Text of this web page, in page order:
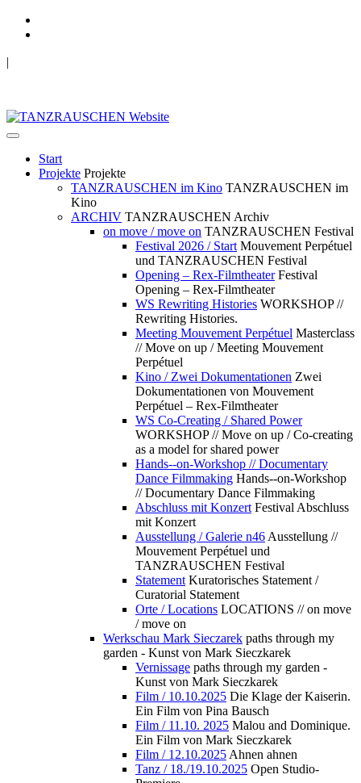
|
Start
Projekte Projekte
TANZRAUSCHEN im Kino TANZRAUSCHEN im
Kino
ARCHIV TANZRAUSCHEN Archiv
on move / move on TANZRAUSCHEN Festival
Festival 2026 / Start Mouvement Perpétuel
und TANZRAUSCHEN Festival
Opening – Rex-Filmtheater Festival
Opening – Rex-Filmtheater
WS Rewriting Histories WORKSHOP //
Rewriting Histories.
Meeting Mouvement Perpétuel Masterclass
// Move on up / Meeting Mouvement
Perpétuel
Kino / Zwei Dokumentationen Zwei
Dokumentationen von Mouvement
Perpétuel – Rex-Filmtheater
WS Co-Creating / Shared Power
WORKSHOP // Move on up / Co-creating
as a model for shared power
Hands--on-Workshop // Documentary
Dance Filmmaking Hands--on-Workshop
// Documentary Dance Filmmaking
Abschluss mit Konzert Festival Abschluss
mit Konzert
Ausstellung / Galerie n46 Ausstellung //
Mouvement Perpétuel und
TANZRAUSCHEN Festival
Statement Kuratorisches Statement /
Curatorial Statement
Orte / Locations LOCATIONS // on move
/ move on
Werkschau Mark Sieczarek paths through my
garden - Kunst von Mark Sieczkarek
Vernissage paths through my garden -
Kunst von Mark Sieczkarek
Film / 10.10.2025 Die Klage der Kaiserin.
Ein Film von Pina Bausch
Film / 11.10. 2025 Malou and Dominique.
Ein Film von Mark Sieczkarek
Film / 12.10.2025 Ahnen ahnen
Tanz / 18./19.10.2025 Open Studio-